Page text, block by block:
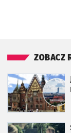
ZOBACZ
otworzy się w
otworzy się w